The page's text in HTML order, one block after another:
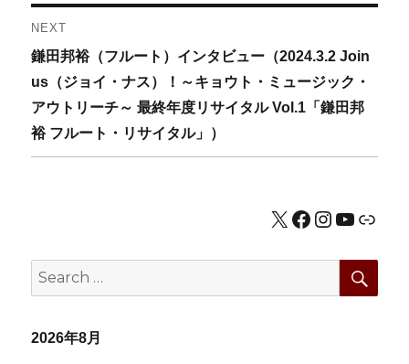
ビ
ゲ
ー
シ
NEXT
Next
post:
鎌田邦裕（フルート）インタビュー（2024.3.2 Join
us（ジョイ・ナス）！～キョウト・ミュージック・
アウトリーチ～ 最終年度リサイタル Vol.1「鎌田邦
裕 フルート・リサイタル」）
X Facebook
Instagram
公式HP
Search
for:
2026年8月